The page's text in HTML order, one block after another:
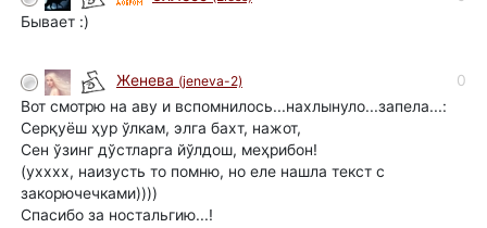
Бывает :)
Женева (jeneva-2)
0
Вот смотрю на аву и вспомнилось...нахлынуло...запела...:
Серқуёш ҳур ўлкам, элга бахт, нажот,
Сен ўзинг дўстларга йўлдош, меҳрибон!
(ухххх, наизусть то помню, но еле нашла текст с
закорючечками))))
Спасибо за ностальгию...!